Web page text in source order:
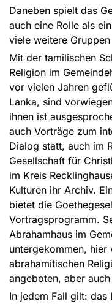
Daneben spielt das
auch eine Rolle als
viele weitere
Mit der tamilischen
Religion im
vor vielen Jahren
Lanka, sind
ihnen ist
auch Vorträge zum
Dialog statt, auch im
Gesellschaft für
im Kreis
Kulturen ihr Archiv.
bietet die
Vortragsprogramm.
Abrahamhaus im
untergekommen,
abrahamitischen
angeboten, aber
In jedem Fall gilt: das